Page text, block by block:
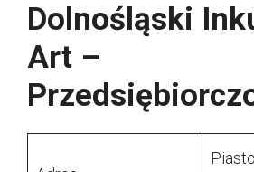
Dolnośląski
Art –